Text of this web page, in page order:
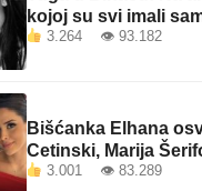
kojoj su svi imali
3.264 👁 93.182
Bišćanka Elhana
Cetinski, Marija
3.001 👁 83.289